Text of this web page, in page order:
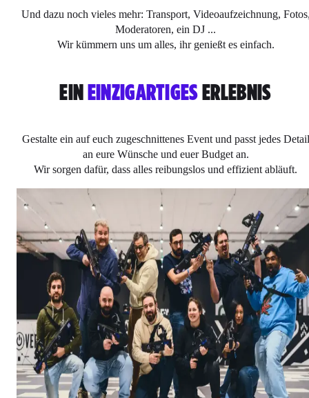
Und dazu noch vieles mehr: Transport, Videoaufzeichnung,
Moderatoren, ein DJ ...
Wir kümmern uns um alles, ihr genießt es einfach.
EINEINZIGARTIGESERLEBNIS
Gestalte ein auf euch zugeschnittenes Event und passt jedes Detail
an eure Wünsche und euer Budget an.
Wir sorgen dafür, dass alles reibungslos und effizient abläuft.